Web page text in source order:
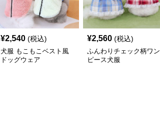
¥2,540 (税込)
犬服 もこもこベスト風
ドッグウェア
¥2,560 (税込)
ふんわりチェック柄ワン
ピース犬服